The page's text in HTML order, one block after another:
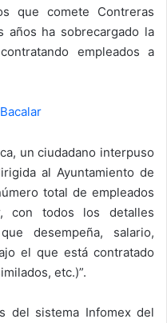
que comete Contreras
años ha sobrecargado la
empleados a
un ciudadano interpuso
al Ayuntamiento de
total de empleados
con todos los detalles
desempeña, salario,
el que está contratado
etc.)”.
del sistema Infomex del